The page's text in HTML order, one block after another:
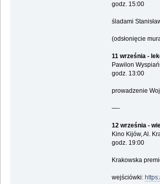
godz. 15:00
śladami
(odsłonięcie
11 września -
Pawilon
godz. 13:00
prowadzenie
—-
12 września -
Kino Kijów, Al.
godz. 19:00
Krakowska
wejściówki: